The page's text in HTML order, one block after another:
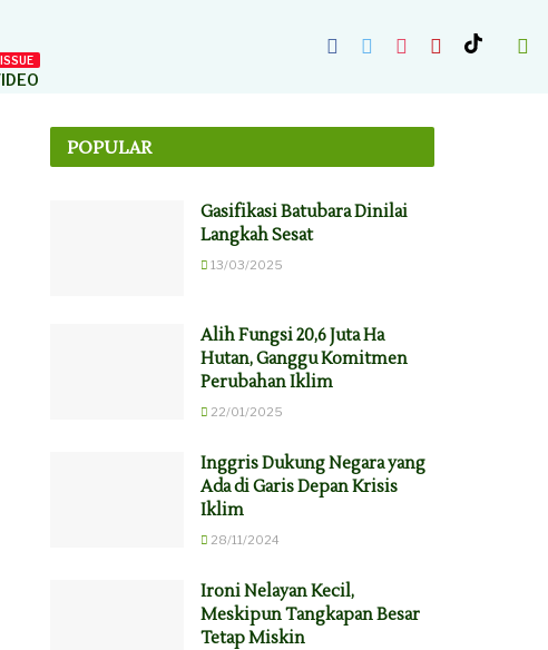
POPULAR
Gasifikasi Batubara Dinilai
Langkah Sesat
13/03/2025
Alih Fungsi 20,6 Juta Ha
Hutan, Ganggu Komitmen
Perubahan Iklim
22/01/2025
Inggris Dukung Negara yang
Ada di Garis Depan Krisis
Iklim
28/11/2024
Ironi Nelayan Kecil,
Meskipun Tangkapan Besar
Tetap Miskin